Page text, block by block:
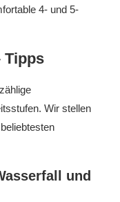
4- und 5-
Tipps
Wir stellen
und